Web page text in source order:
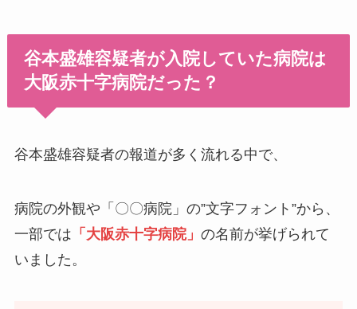
谷本盛雄容疑者が入院していた病院は
大阪赤十字病院だった？
谷本盛雄容疑者の報道が多く流れる中で、
病院の外観や「〇〇病院」の”文字フォント”から、
一部では 「大阪赤十字病院」 の名前が挙げられて
いました。